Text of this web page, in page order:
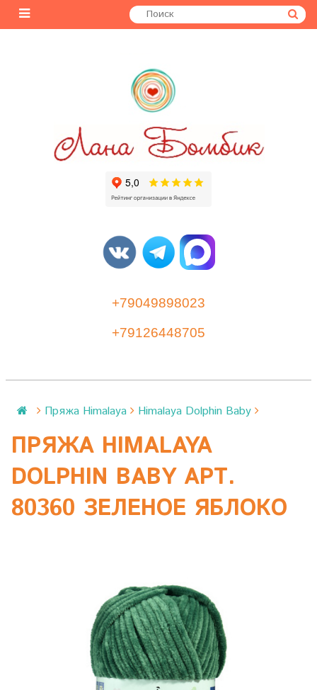
+79049898023
+79126448705
Пряжа Himalaya Himalaya Dolphin Baby
ПРЯЖА HIMALAYA
DOLPHIN BABY АРТ.
80360 ЗЕЛЕНОЕ ЯБЛОКО